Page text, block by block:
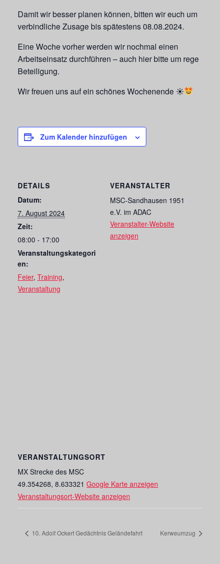
Damit wir besser planen können, bitten wir euch um
verbindliche Zusage bis spätestens 08.08.2024.
Eine Woche vorher werden wir nochmal einen
Arbeitseinsatz durchführen – auch hier bitte um rege
Beteiligung.
Wir freuen uns auf ein schönes Wochenende ☀
Zum Kalender hinzufügen
DETAILS
Datum:
7. August 2024
Zeit:
08:00 - 17:00
Veranstaltungskategori
en:
Feier, Training,
Veranstaltung
VERANSTALTER
MSC-Sandhausen 1951
e.V. im ADAC
Veranstalter-Website
anzeigen
VERANSTALTUNGSORT
MX Strecke des MSC
49.354268, 8.633321 Google Karte anzeigen
Veranstaltungsort-Website anzeigen
10. Adolf Ockert Gedächtnis Geländefahrt Kerweumzug